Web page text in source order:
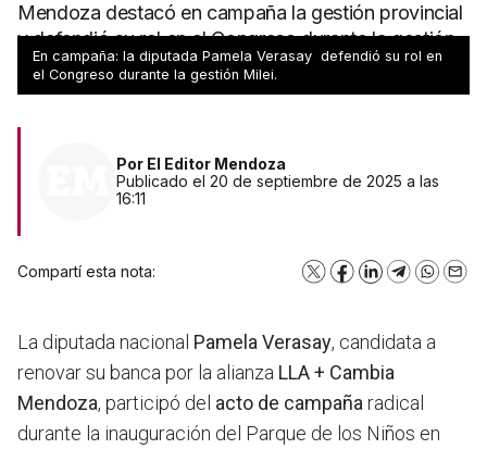
Mendoza destacó en campaña la gestión provincial
y defendió su rol en el Congreso durante la gestión
Milei.
En campaña: la diputada Pamela Verasay defendió su rol en
el Congreso durante la gestión Milei.
Por El Editor Mendoza
Publicado el 20 de septiembre de 2025 a las
16:11
Compartí esta nota: X Facebook
LinkedInTelegram
La diputada nacional Pamela Verasay, candidata a
renovar su banca por la alianza LLA + Cambia
Mendoza, participó del acto de campaña radical
durante la inauguración del Parque de los Niños en